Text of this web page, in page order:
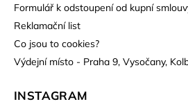
Formulář k odstoupení od kupní
Reklamační list
Co jsou to cookies?
Výdejní místo - Praha 9, Vysočany,
INSTAGRAM